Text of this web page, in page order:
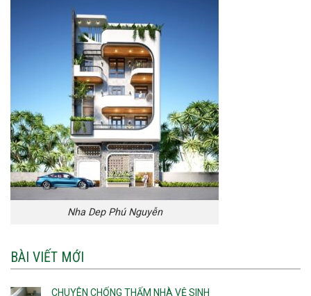
Nha Dep Phú Nguyễn
BÀI VIẾT MỚI
CHUYÊN CHỐNG THẤM NHÀ VỆ SINH